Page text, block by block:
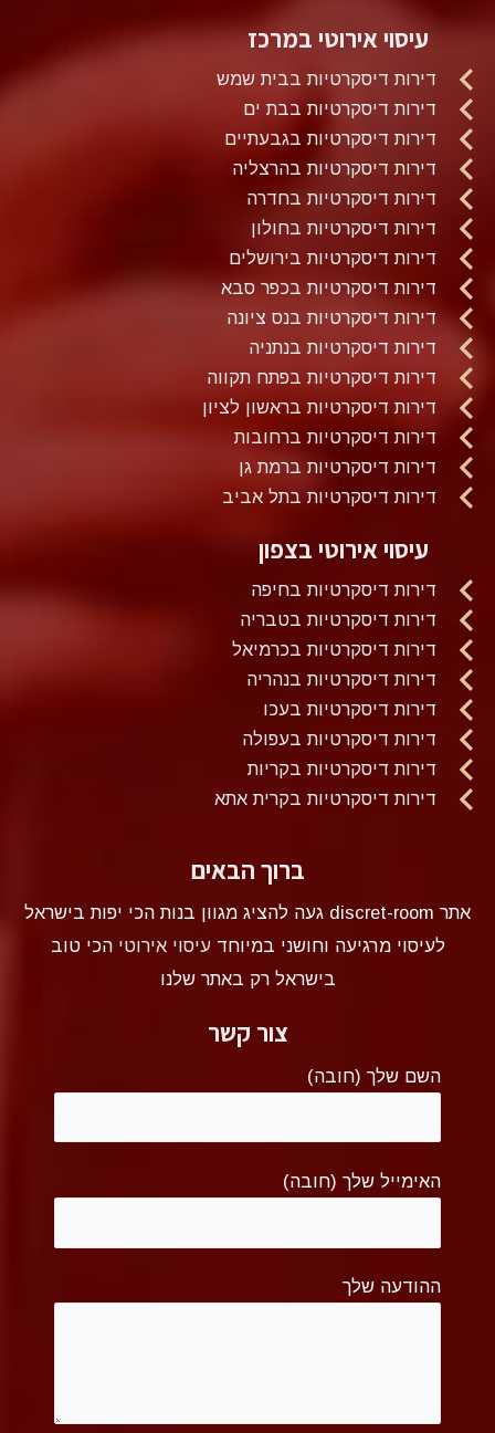
עיסוי אירוטי במרכז
דירות דיסקרטיות בבית שמש
דירות דיסקרטיות בבת ים
דירות דיסקרטיות בגבעתיים
דירות דיסקרטיות בהרצליה
דירות דיסקרטיות בחדרה
דירות דיסקרטיות בחולון
דירות דיסקרטיות בירושלים
דירות דיסקרטיות בכפר סבא
דירות דיסקרטיות בנס ציונה
דירות דיסקרטיות בנתניה
דירות דיסקרטיות בפתח תקווה
דירות דיסקרטיות בראשון לציון
דירות דיסקרטיות ברחובות
דירות דיסקרטיות ברמת גן
דירות דיסקרטיות בתל אביב
עיסוי אירוטי בצפון
דירות דיסקרטיות בחיפה
דירות דיסקרטיות בטבריה
דירות דיסקרטיות בכרמיאל
דירות דיסקרטיות בנהריה
דירות דיסקרטיות בעכו
דירות דיסקרטיות בעפולה
דירות דיסקרטיות בקריות
דירות דיסקרטיות בקרית אתא
ברוך הבאים
אתר discret-room געה להציג מגוון בנות הכי יפות בישראל
לעיסוי מרגיעה וחושני במיוחדעיסוי אירוטי הכי טוב
בישראל רק באתר שלנו
צור קשר
השם שלך (חובה)
האימייל שלך (חובה)
ההודעה שלך